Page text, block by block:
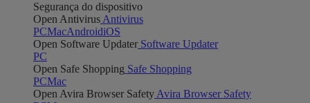
Segurança do dispositivo
Open Antivirus Antivirus
PCMacAndroidiOS
Open Software Updater Software Updater
PC
Open Safe Shopping Safe Shopping
PCMac
Open Avira Browser Safety Avira Browser Safety